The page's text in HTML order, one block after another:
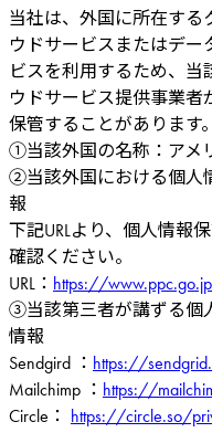
当社は、外国に所在する
ウドサービスまたはデー
ビスを利用するため、
ウドサービス提供事業者
保管することがあります。
①当該外国の名称：アメ
②当該外国における個人
報
下記URLより、個人情報
確認ください。
URL： https://
③当該第三者が講ずる個
情報
Sendgird ： https://
Mailchimp ： https://
Circle： https://circle.so/